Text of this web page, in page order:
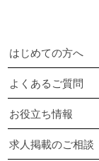
はじめての方へ
よくあるご質問
お役立ち情報
求人掲載のご相談